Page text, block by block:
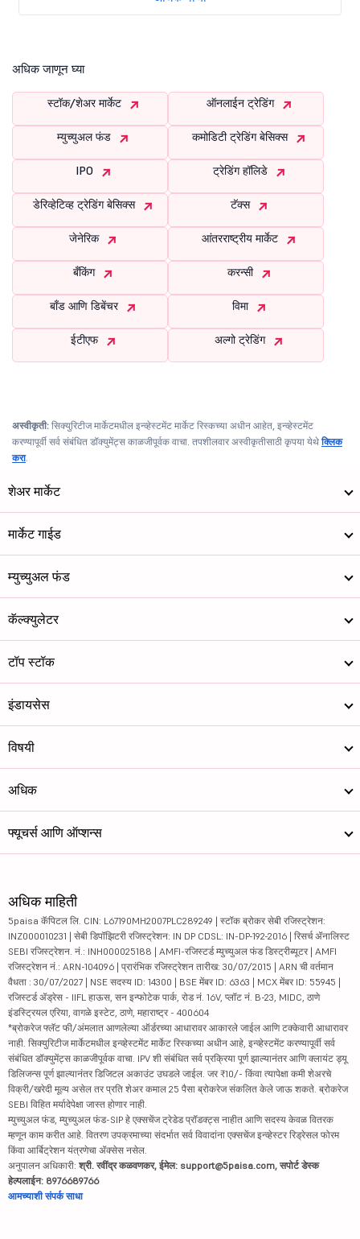
अधिक जाणून घ्या
स्टॉक/शेअर मार्केट ऑनलाईन ट्रेडिंग
म्युच्युअल फंड कमोडिटी ट्रेडिंग बेसिक्स
IPO ट्रेडिंग हॉलिडे
डेरिव्हेटिव्ह ट्रेडिंग बेसिक्स टॅक्स
जेनेरिक आंतरराष्ट्रीय मार्केट
बँकिंग करन्सी
बाँड आणि डिबेंचर विमा
ईटीएफ अल्गो ट्रेडिंग
अस्वीकृती: सिक्युरिटीज मार्केटमधील इन्व्हेस्टमेंट मार्केट रिस्कच्या अधीन आहेत, इन्व्हेस्टमेंट
करण्यापूर्वी सर्व संबंधित डॉक्युमेंट्स काळजीपूर्वक वाचा. तपशीलवार अस्वीकृतीसाठी कृपया येथेक्लिक
करा.
शेअर मार्केट
मार्केट गाईड
म्युच्युअल फंड
कॅल्क्युलेटर
टॉप स्टॉक
इंडायसेस
विषयी
अधिक
फ्यूचर्स आणि ऑप्शन्स
अधिक माहिती
5paisa कॅपिटल लि. CIN: L67190MH2007PLC289249 | स्टॉक ब्रोकर सेबी रजिस्ट्रेशन:
INZ000010231 | सेबी डिपॉझिटरी रजिस्ट्रेशन: IN DP CDSL: IN-DP-192-2016 | रिसर्च ॲनालिस्ट
SEBI रजिस्ट्रेशन. नं.: INH000025188 | AMFI-रजिस्टर्ड म्युच्युअल फंड डिस्ट्रीब्यूटर | AMFI
रजिस्ट्रेशन नं.: ARN-104096 | प्रारंभिक रजिस्ट्रेशन तारीख: 30/07/2015 | ARN ची वर्तमान
वैधता : 30/07/2027 | NSE सदस्य ID: 14300 | BSE मेंबर ID: 6363 | MCX मेंबर ID: 55945 |
रजिस्टर्ड ॲड्रेस - IIFL हाऊस, सन इन्फोटेक पार्क, रोड नं. 16V, प्लॉट नं. B-23, MIDC, ठाणे
इंडस्ट्रियल एरिया, वागळे इस्टेट, ठाणे, महाराष्ट्र - 400604
*ब्रोकरेज फ्लॅट फी/अंमलात आणलेल्या ऑर्डरच्या आधारावर आकारले जाईल आणि टक्केवारी आधारावर
नाही. सिक्युरिटीज मार्केटमधील इन्व्हेस्टमेंट मार्केट रिस्कच्या अधीन आहे, इन्व्हेस्टमेंट करण्यापूर्वी सर्व
संबंधित डॉक्युमेंट्स काळजीपूर्वक वाचा. IPV शी संबंधित सर्व प्रक्रिया पूर्ण झाल्यानंतर आणि क्लायंट ड्यू
डिलिजन्स पूर्ण झाल्यानंतर डिजिटल अकाउंट उघडले जाईल. जर ₹10/- किंवा त्यापेक्षा कमी शेअरचे
विक्री/खरेदी मूल्य असेल तर प्रति शेअर कमाल 25 पैसा ब्रोकरेज संकलित केले जाऊ शकते. ब्रोकरेज
SEBI विहित मर्यादेपेक्षा जास्त होणार नाही.
म्युच्युअल फंड, म्युच्युअल फंड-SIP हे एक्सचेंज ट्रेडेड प्रॉडक्ट्स नाहीत आणि सदस्य केवळ वितरक
म्हणून काम करीत आहे. वितरण उपक्रमाच्या संदर्भात सर्व विवादांना एक्सचेंज इन्व्हेस्टर रिड्रेसल फोरम
किंवा आर्बिट्रेशन यंत्रणेचा ॲक्सेस नसेल.
अनुपालन अधिकारी: श्री. रवींद्र कळवणकर, ईमेल: support@5paisa.com, सपोर्ट डेस्क
हेल्पलाईन: 8976689766
आमच्याशी संपर्क साधा